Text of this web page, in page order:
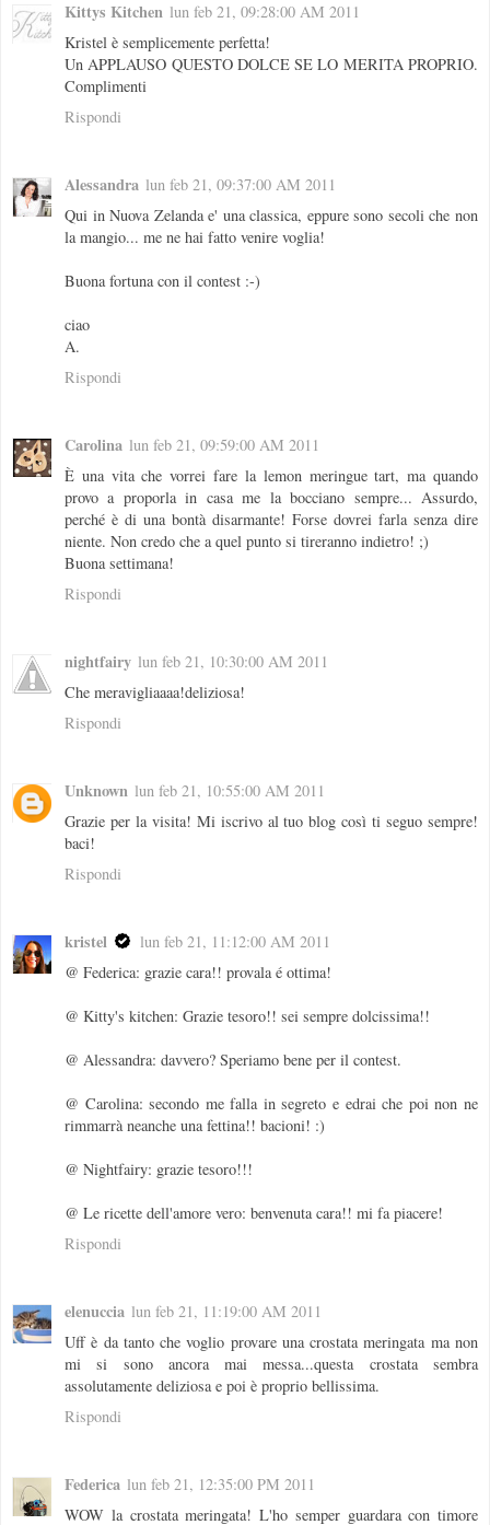
Kittys Kitchen lun feb 21, 09:28:00 AM 2011
Kristel è semplicemente perfetta!
Un APPLAUSO QUESTO DOLCE SE LO MERITA PROPRIO.
Complimenti
Rispondi
Alessandra lun feb 21, 09:37:00 AM 2011
Qui in Nuova Zelanda e' una classica, eppure sono secoli che non
la mangio... me ne hai fatto venire voglia!
Buona fortuna con il contest :-)
ciao
A.
Rispondi
Carolina lun feb 21, 09:59:00 AM 2011
È una vita che vorrei fare la lemon meringue tart, ma quando
provo a proporla in casa me la bocciano sempre... Assurdo,
perché è di una bontà disarmante! Forse dovrei farla senza dire
niente. Non credo che a quel punto si tireranno indietro! ;)
Buona settimana!
Rispondi
nightfairy lun feb 21, 10:30:00 AM 2011
Che meravigliaaaa!deliziosa!
Rispondi
Unknown lun feb 21, 10:55:00 AM 2011
Grazie per la visita! Mi iscrivo al tuo blog così ti seguo sempre!
baci!
Rispondi
kristel
lun feb 21, 11:12:00 AM 2011
@ Federica: grazie cara!! provala é ottima!
@ Kitty's kitchen: Grazie tesoro!! sei sempre dolcissima!!
@ Alessandra: davvero? Speriamo bene per il contest.
@ Carolina: secondo me falla in segreto e edrai che poi non ne
rimmarrà neanche una fettina!! bacioni! :)
@ Nightfairy: grazie tesoro!!!
@ Le ricette dell'amore vero: benvenuta cara!! mi fa piacere!
Rispondi
elenuccia lun feb 21, 11:19:00 AM 2011
Uff è da tanto che voglio provare una crostata meringata ma non
mi si sono ancora mai messa...questa crostata sembra
assolutamente deliziosa e poi è proprio bellissima.
Rispondi
Federica lun feb 21, 12:35:00 PM 2011
WOW la crostata meringata! L'ho semper guardara con timore